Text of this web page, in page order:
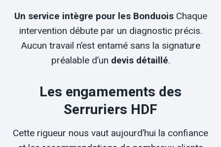
Un service intègre pour les BonduoisChaque
intervention débute par un diagnostic précis.
Aucun travail n’est entamé sans la signature
préalable d’un devis détaillé.
Les engamements des
Serruriers HDF
Cette rigueur nous vaut aujourd’hui la confiance